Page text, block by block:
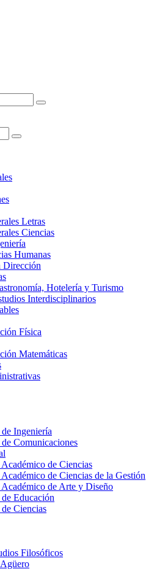
Letras
Ciencias
Humanas
Dirección
Hotelería y Turismo
Interdisciplinarios
Física
Matemáticas
Ingeniería
Comunicaciones
de Ciencias
de Ciencias de la Gestión
de Arte y Diseño
Educación
Ciencias
Filosóficos